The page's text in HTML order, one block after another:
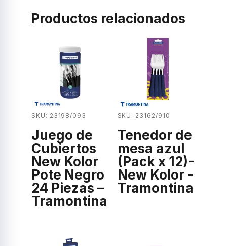
Productos relacionados
SKU: 23198/093
Juego de
Cubiertos
New Kolor
Pote Negro
24 Piezas –
Tramontina
SKU: 23162/910
Tenedor de
mesa azul
(Pack x 12)-
New Kolor -
Tramontina